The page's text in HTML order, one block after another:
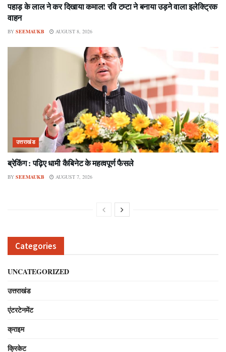
पहाड़ के लाल ने कर दिखाया कमाल! रवि टम्टा ने बनाया उड़ने वाला इलेक्ट्रिक
वाहन
BY SEEMAUKB AUGUST 8, 2026
उत्तराखंड
ब्रेकिंग : पढ़िए धामी कैबिनेट के महत्वपूर्ण फैसले
BY SEEMAUKB AUGUST 7, 2026
Categories
UNCATEGORIZED
उत्तराखंड
एंटरटेनमेंट
क्राइम
क्रिकेट